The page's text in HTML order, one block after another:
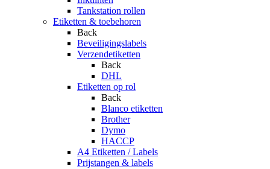
Tankstation rollen
Etiketten & toebehoren
Back
Beveiligingslabels
Verzendetiketten
Back
DHL
Etiketten op rol
Back
Blanco etiketten
Brother
Dymo
HACCP
A4 Etiketten / Labels
Prijstangen & labels